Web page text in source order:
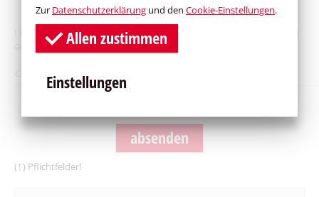
! CAPTCHA
Bitte geben Sie die 6 Zeichen, die Sie in der daneben stehenden
Grafik sehen, in das Textfeld ein
absenden
( ! ) Pflichtfelder!
Zur Datenschutzerklärung und den Cookie-Einstellungen.
Allen zustimmen
Einstellungen